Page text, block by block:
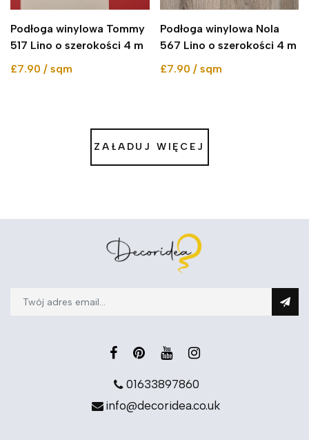
Podłoga winylowa Tommy
517 Lino o szerokości 4 m
£7.90 / sqm
Podłoga winylowa Nola
567 Lino o szerokości 4 m
£7.90 / sqm
ZAŁADUJ WIĘCEJ
01633897860
info@decoridea.co.uk